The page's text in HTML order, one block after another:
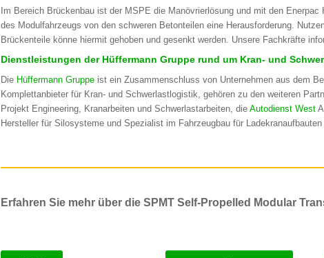
Im Bereich Brückenbau ist der MSPE die Manövrierlösung und mit den
des Modulfahrzeugs von den schweren Betonteilen eine Herausforderung.
Brückenteile könne hiermit gehoben und gesenkt werden. Unsere Fachkräfte
Dienstleistungen der Hüffermann Gruppe rund um Kran- und
Die Hüffermann Gruppe ist ein Zusammenschluss von Unternehmen aus dem
Komplettanbieter für Kran- und Schwerlastlogistik, gehören zu den weiteren
Projekt Engineering, Kranarbeiten und Schwerlastarbeiten, die Autodienst West
Hersteller für Silosysteme und Spezialist im Fahrzeugbau für
Erfahren Sie mehr über die SPMT Self-Propelled Modular